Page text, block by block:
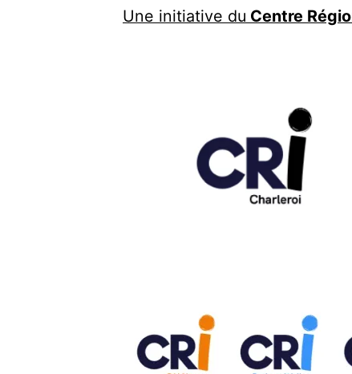
Une initiative du Centre